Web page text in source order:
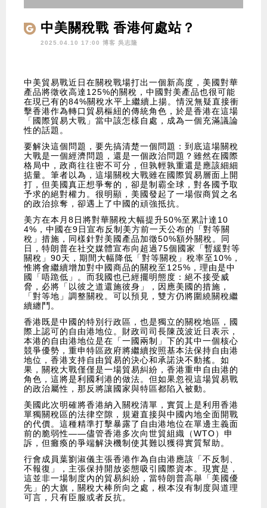
中美關稅戰 香港何處站？
2025.04.10 17:00 博客 吳志隆
中美貿易戰近日在關稅戰場打出一個新高度，美國對華
產品將徵收高達125%的關稅，中國對美產品也很可能
在現已有的84%關稅水平上繼續上揚。情況無疑直接衝
擊香港作為轉口貿易樞紐的傳統角色，於是香港在這場
「國際貿易大戰」當中該怎樣自處，成為一個充滿議論
性的話題。
要解決這個問題，要先搞清楚一個問題：到底這場關稅
大戰是一個經濟問題，還是一個政治問題？雖然在國際
格局中，政商往往密不可分，但孰輕孰重還是應該細細
掂量。筆者以為，這場關稅大戰雖在國際貿易層面上開
打，但美國真正想爭奪的，卻是制霸全球，對各國予取
予求的絕對權力。很明顯，美國發起了一場假商貿之名
的政治掠奪，卻遇上了中國的頑強抵抗。
美方在本月8日將對華關稅大幅提升50%至累計達10
4%，中國在9日宣布反制美方前一天公布的「對等關
稅」措施，同樣針對美國產品加徵50%額外關稅。同
日，特朗普在社交媒體宣布向超過75個國家「暫緩對等
關稅」90天，期間大幅降低「對等關稅」稅率至10%，
惟將會繼續增加對中國商品的關稅至125%，理由是中
國「唔跪低」。而我國也已經擺明態度：絕不接受威
脅，必將「以彼之道還施彼身」，因應美國的措施，
「對等地」調整關稅。可以預見，雙方仍將圍繞關稅繼
續纏鬥。
香港既是中國的特別行政區，也是獨立的關稅地區，國
際上認可的自由港地位。財政司司長陳茂波近日表示，
本港的自由港地位是在「一國兩制」下的其中一個核心
競爭優勢，重申特區政府將繼續按照基本法保持自由港
地位，香港支持自由貿易的決心和承諾決不動搖。如
果，關稅大戰僅僅是一場貿易糾紛，香港重申自由港的
角色，這將是利國利港的做法。但如果忽視這場貿易戰
的政治屬性，那反將讓國家與特區都陷入被動。
美國此次明確將香港納入關稅清單，實質上是利用香港
單獨關稅區的法律空隙，規避直接與中國內地全面開戰
的代價。這種精準打擊暴露了自由港地位在單邊主義面
前的脆弱性——儘管香港多次向世貿組織（WTO）申
訴，但癱瘓的爭端解決機制使其難以獲得實質幫助。
行會成員葉劉淑儀主張香港作為自由港應該「不反制、
不報復」，主張保持開放姿態吸引國際資本。現實是，
這並非一場制度內的貿易糾紛，當特朗普高舉「美國優
先」的大旗，關稅大棒所向之處，根本沒有制度與道理
可言，只有臣服或者反抗。